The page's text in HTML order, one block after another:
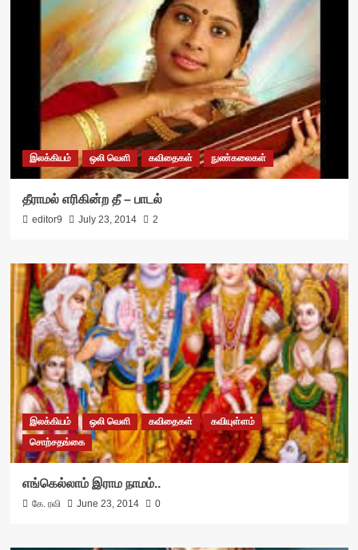
இலக்கியம் ஒலி வெளி கவிதைகள் நுண்கலைகள்
தீராமல் எரிகின்ற தீ – பாடல்
editor9 July 23, 2014 2
இலக்கியம் ஒலி வெளி கவிதைகள்
கவியுள்ளம்
சொற்சதங்கை
எங்கெல்லாம் இராம நாமம்..
கே. ரவி June 23, 2014 0